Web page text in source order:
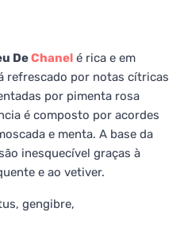
DeChanel é rica e em
refrescado por notas cítricas
por pimenta rosa
é composto por acordes
e menta. A base da
inesquecível graças à
e ao vetiver.
gengibre,